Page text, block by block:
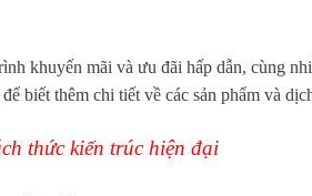
khuyến mãi và ưu đãi hấp dẫn, cùng
biết thêm chi tiết về các sản phẩm và
thức kiến trúc hiện đại